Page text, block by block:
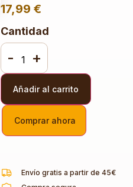
17,99 €
Cantidad
- +
Añadir al carrito
Comprar ahora
Envío gratis a partir de 45€